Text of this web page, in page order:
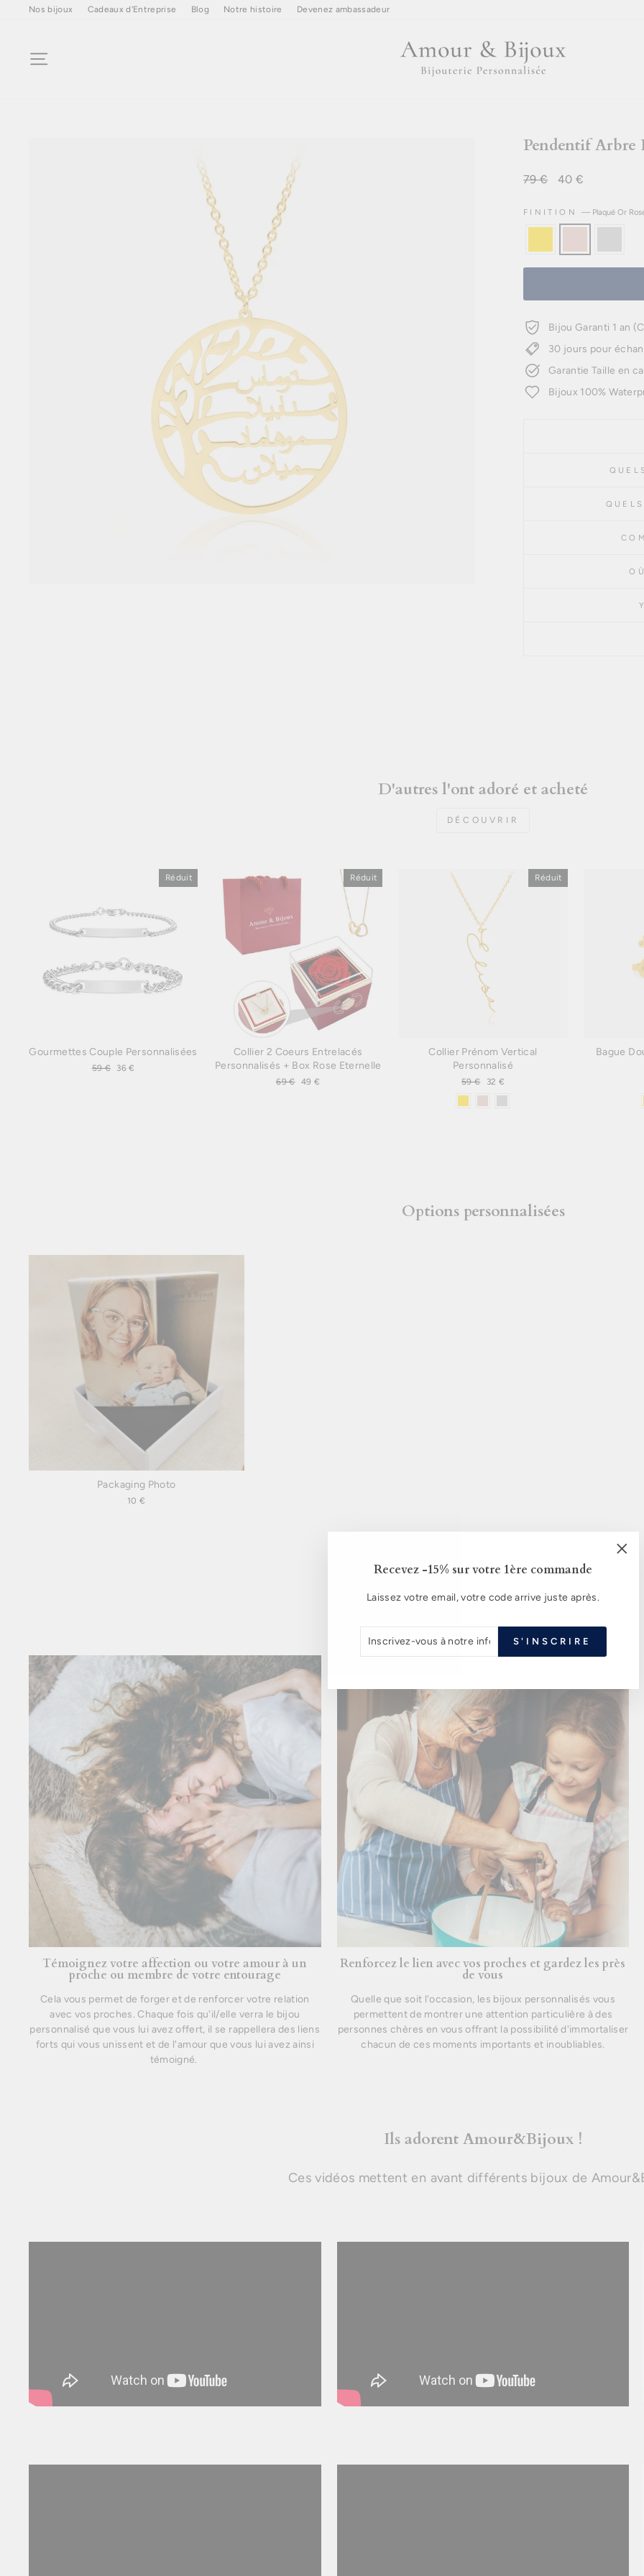
PasserNos bijoux Cadeaux d'Entreprise Blog Notre histoire Devenez ambassadeur
Recevez -15% sur votre 1ère commande
Laissez votre email, votre code arrive juste après.
VOUS
À
S'INSCRIRE
Pendentif Arbre
Prix
79 €
Prix
40 €
FINITION— Plaqué Or
Bijou Garanti 1 an
30 jours pour
Garantie Taille en
Bijoux 100%
D'autres l'ont adoré et acheté
DÉCOUVRIR
Réduit
Gourmettes Couple Personnalisées
Prix
59 €
Prix
36 €
Réduit
Collier 2 Coeurs Entrelacés
Personnalisés + Box Rose Eternelle
Prix
69 €
Prix
49 €
Réduit
Collier Prénom Vertical
Personnalisé
Prix
régulier
59 €
Prix
réduit
32 €
Bague
Options personnalisées
Packaging Photo
10 €
Témoignez votre affection ou votre amour à un
proche ou membre de votre entourage
Cela vous permet de forger et de renforcer votre relation
avec vos proches. Chaque fois qu'il/elle verra le bijou
personnalisé que vous lui avez offert, il se rappellera des liens
forts qui vous unissent et de l'amour que vous lui avez ainsi
témoigné.
Renforcez le lien avec vos proches et gardez les près
de vous
Quelle que soit l'occasion, les bijoux personnalisés vous
permettent de montrer une attention particulière à des
personnes chères en vous offrant la possibilité d'immortaliser
chacun de ces moments importants et inoubliables.
Ils adorent Amour&Bijoux !
Ces vidéos mettent en avant différents bijoux de